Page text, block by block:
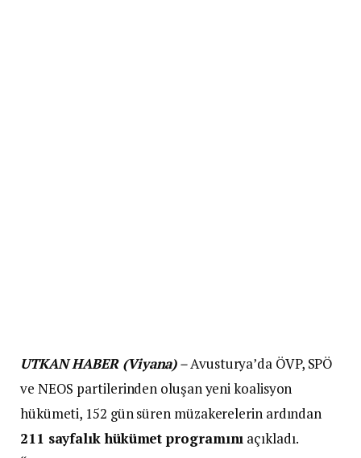
UTKAN HABER (Viyana)–Avusturya’da ÖVP, SPÖ
ve NEOS partilerinden oluşan yeni koalisyon
hükümeti, 152 gün süren müzakerelerin ardından
211 sayfalık hükümet programını açıkladı.